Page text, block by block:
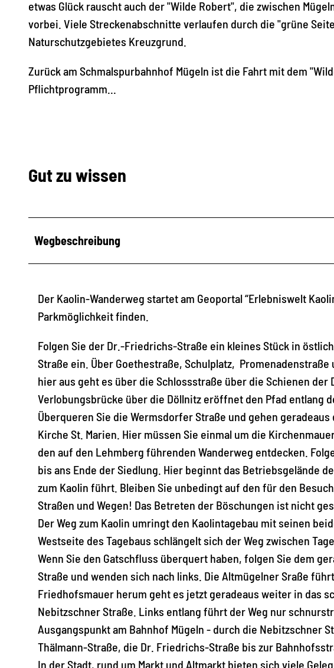
etwas Glück rauscht auch der "Wilde Robert", die zwischen
vorbei. Viele Streckenabschnitte verlaufen durch die "grüne
Naturschutzgebietes Kreuzgrund.
Zurück am Schmalspurbahnhof Mügeln ist die Fahrt mit dem
Pflichtprogramm...
Gut zu wissen
Wegbeschreibung
Der Kaolin-Wanderweg startet am Geoportal “Erlebniswelt
Parkmöglichkeit finden.
Folgen Sie der Dr.-Friedrichs-Straße ein kleines Stück in
Straße ein. Über Goethestraße, Schulplatz,
hier aus geht es über die Schlossstraße über die Schienen der
Verlobungsbrücke über die Döllnitz eröffnet den Pfad entlang
Überqueren Sie die Wermsdorfer Straße und gehen
Kirche St. Marien. Hier müssen Sie einmal um die
den auf den Lehmberg führenden Wanderweg entdecken.
bis ans Ende der Siedlung. Hier beginnt das Betriebsgelände
zum Kaolin führt. Bleiben Sie unbedingt auf den für den
Straßen und Wegen! Das Betreten der Böschungen ist nicht
Der Weg zum Kaolin umringt den Kaolintagebau mit seinen
Westseite des Tagebaus schlängelt sich der Weg zwischen
Wenn Sie den Gatschfluss überquert haben, folgen Sie dem
Straße und wenden sich nach links. Die Altmügelner Sraße
Friedhofsmauer herum geht es jetzt geradeaus weiter in das
Nebitzschner Straße. Links entlang führt der Weg nur
Ausgangspunkt am Bahnhof Mügeln - durch die Nebitzschner
Thälmann-Straße, die Dr. Friedrichs-Straße bis zur
In der Stadt, rund um Markt und Altmarkt bieten sich viele